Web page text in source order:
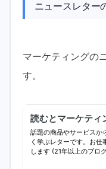
ニュースレター
マーケティングの
す。